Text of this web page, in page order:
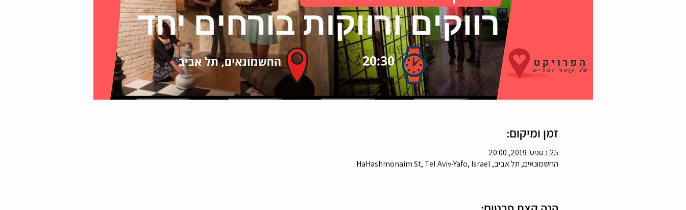
זמן ומיקום:
25 בספט׳ 2019, 20:00
החשמונאים, תל אביב, HaHashmonaim St, Tel Aviv-Yafo, Israel